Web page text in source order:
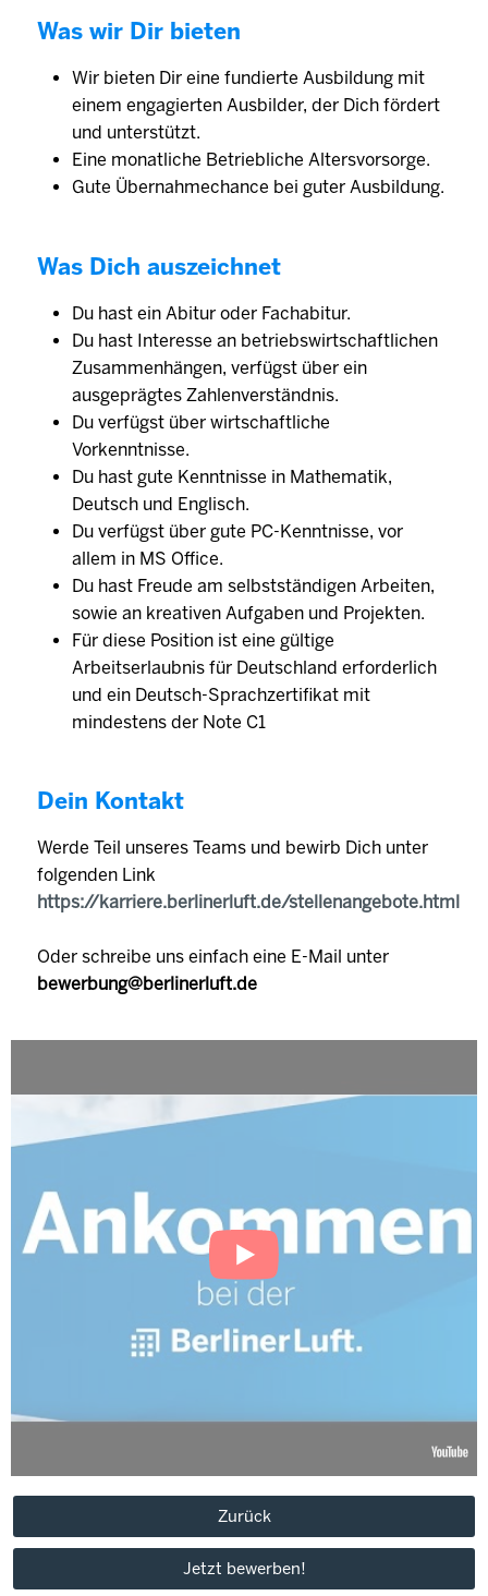
Was wir Dir bieten
Wir bieten Dir eine fundierte Ausbildung mit
einem engagierten Ausbilder, der Dich fördert
und unterstützt.
Eine monatliche Betriebliche Altersvorsorge.
Gute Übernahmechance bei guter Ausbildung.
Was Dich auszeichnet
Du hast ein Abitur oder Fachabitur.
Du hast Interesse an betriebswirtschaftlichen
Zusammenhängen, verfügst über ein
ausgeprägtes Zahlenverständnis.
Du verfügst über wirtschaftliche
Vorkenntnisse.
Du hast gute Kenntnisse in Mathematik,
Deutsch und Englisch.
Du verfügst über gute PC-Kenntnisse, vor
allem in MS Office.
Du hast Freude am selbstständigen Arbeiten,
sowie an kreativen Aufgaben und Projekten.
Für diese Position ist eine gültige
Arbeitserlaubnis für Deutschland erforderlich
und ein Deutsch-Sprachzertifikat mit
mindestens der Note C1
Dein Kontakt
Werde Teil unseres Teams und bewirb Dich unter
folgenden Link
https://karriere.berlinerluft.de/stellenangebote.html
Oder schreibe uns einfach eine E-Mail unter
bewerbung@berlinerluft.de
Zurück
Jetzt bewerben!